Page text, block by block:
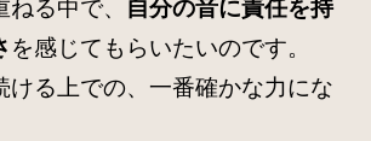
る中で、 自分の音に責任を持
を感じてもらいたいのです。
ける上での、一番確かな力にな